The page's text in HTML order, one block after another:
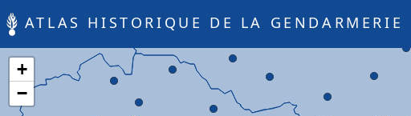
ATLAS HISTORIQUE DE LA GENDARMERIE
+
−